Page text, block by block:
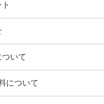
いて
について